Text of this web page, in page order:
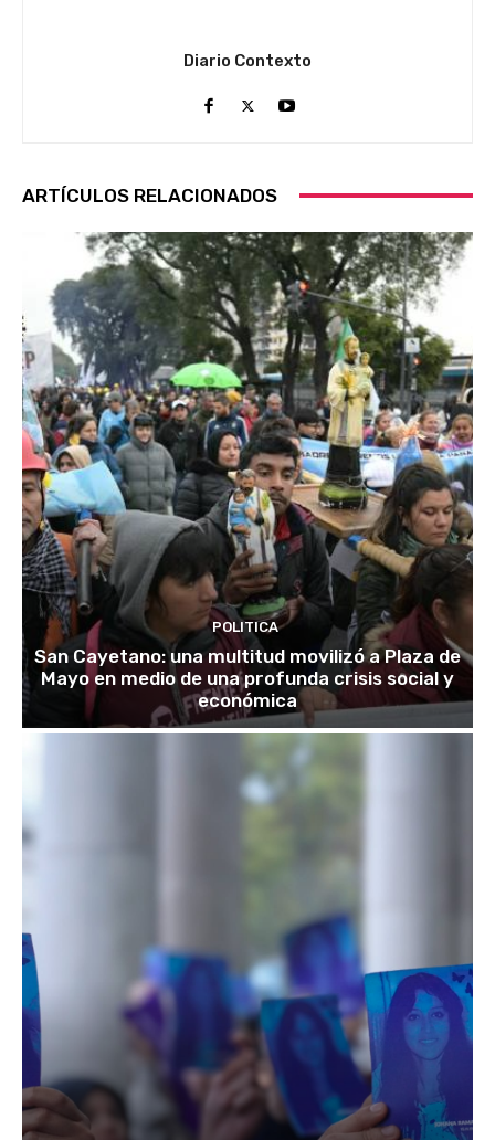
Diario Contexto
ARTÍCULOS RELACIONADOS
POLITICA
San Cayetano: una multitud movilizó a Plaza de
Mayo en medio de una profunda crisis social y
económica